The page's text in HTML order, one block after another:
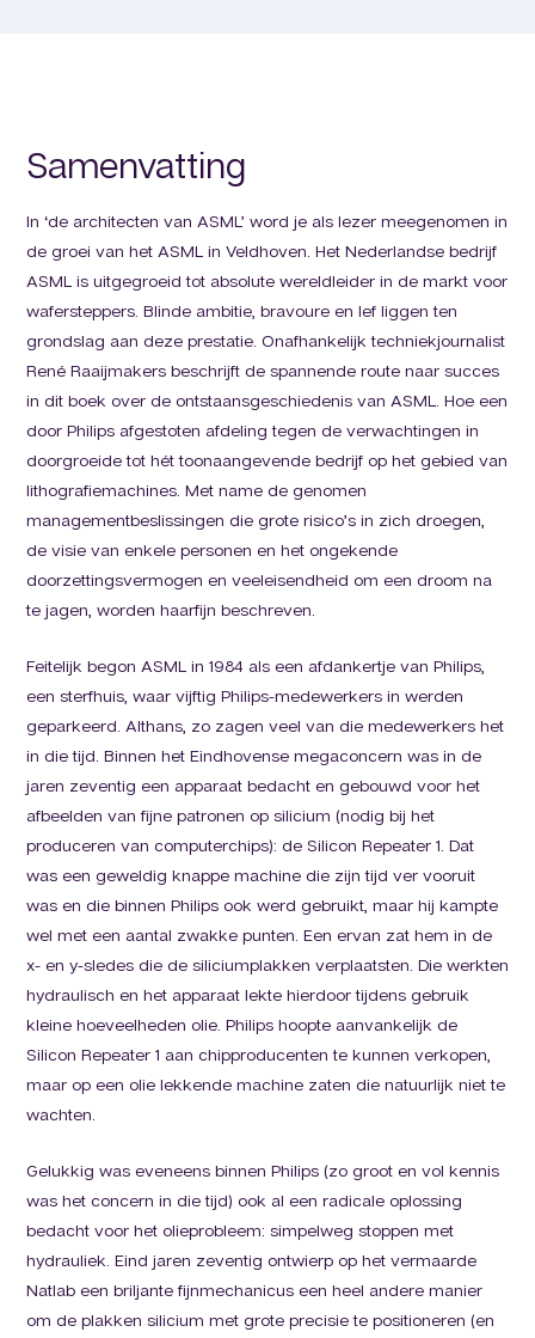
Samenvatting
In ‘de architecten van ASML’ word je als lezer meegenomen in
de groei van het ASML in Veldhoven. Het Nederlandse bedrijf
ASML is uitgegroeid tot absolute wereldleider in de markt voor
wafersteppers. Blinde ambitie, bravoure en lef liggen ten
grondslag aan deze prestatie. Onafhankelijk techniekjournalist
René Raaijmakers beschrijft de spannende route naar succes
in dit boek over de ontstaansgeschiedenis van ASML. Hoe een
door Philips afgestoten afdeling tegen de verwachtingen in
doorgroeide tot hét toonaangevende bedrijf op het gebied van
lithografiemachines. Met name de genomen
managementbeslissingen die grote risico’s in zich droegen,
de visie van enkele personen en het ongekende
doorzettingsvermogen en veeleisendheid om een droom na
te jagen, worden haarfijn beschreven.
Feitelijk begon ASML in 1984 als een afdankertje van Philips,
een sterfhuis, waar vijftig Philips-medewerkers in werden
geparkeerd. Althans, zo zagen veel van die medewerkers het
in die tijd. Binnen het Eindhovense megaconcern was in de
jaren zeventig een apparaat bedacht en gebouwd voor het
afbeelden van fijne patronen op silicium (nodig bij het
produceren van computerchips): de Silicon Repeater 1. Dat
was een geweldig knappe machine die zijn tijd ver vooruit
was en die binnen Philips ook werd gebruikt, maar hij kampte
wel met een aantal zwakke punten. Een ervan zat hem in de
x- en y-sledes die de siliciumplakken verplaatsten. Die werkten
hydraulisch en het apparaat lekte hierdoor tijdens gebruik
kleine hoeveelheden olie. Philips hoopte aanvankelijk de
Silicon Repeater 1 aan chipproducenten te kunnen verkopen,
maar op een olie lekkende machine zaten die natuurlijk niet te
wachten.
Gelukkig was eveneens binnen Philips (zo groot en vol kennis
was het concern in die tijd) ook al een radicale oplossing
bedacht voor het olieprobleem: simpelweg stoppen met
hydrauliek. Eind jaren zeventig ontwierp op het vermaarde
Natlab een briljante fijnmechanicus een heel andere manier
om de plakken silicium met grote precisie te positioneren (en